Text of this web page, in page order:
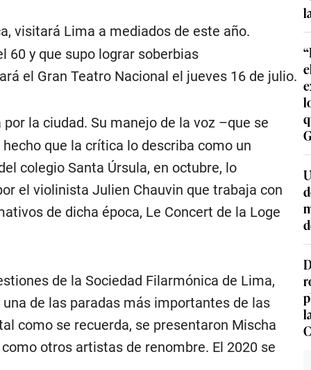
visitará Lima a mediados de este año.
60 y que supo lograr soberbias
el Gran Teatro Nacional el jueves 16 de julio.
la ciudad. Su manejo de la voz –que se
que la crítica lo describa como un
colegio Santa Úrsula, en octubre, lo
el violinista Julien Chauvin que trabaja con
de dicha época, Le Concert de la Loge
de la Sociedad Filarmónica de Lima,
de las paradas más importantes de las
como se recuerda, se presentaron Mischa
otros artistas de renombre. El 2020 se